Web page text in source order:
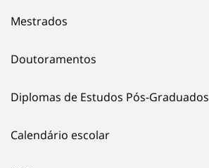
Mestrados
Doutoramentos
Diplomas de Estudos Pós-Graduados
Calendário escolar